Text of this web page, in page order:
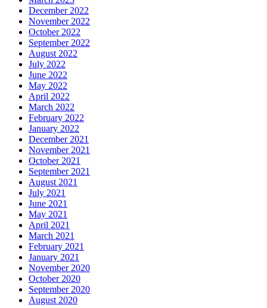
December 2022
November 2022
October 2022
September 2022
August 2022
July 2022
June 2022
May 2022
April 2022
March 2022
February 2022
January 2022
December 2021
November 2021
October 2021
September 2021
August 2021
July 2021
June 2021
May 2021
April 2021
March 2021
February 2021
January 2021
November 2020
October 2020
September 2020
August 2020